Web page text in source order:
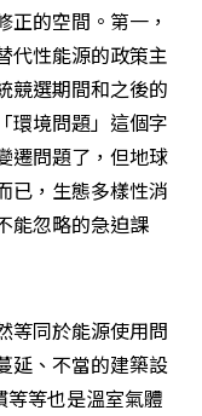
的空間。第一，
代性能源的政策主
競選期間和之後的
環境問題」這個字
遷問題了，但地球
已，生態多樣性消
能忽略的急迫課
等同於能源使用問
延、不當的建築設
等也是溫室氣體